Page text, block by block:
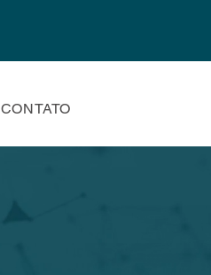
CONTATO